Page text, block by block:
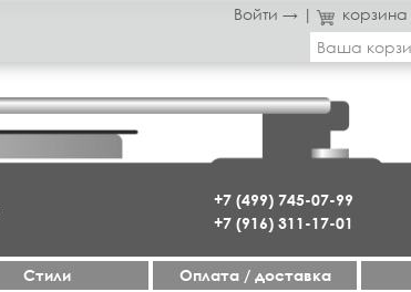
Войти → |
корзина
Ваша
+7 (499) 745-07-99
+7 (916) 311-17-01
Стили Оплата / доставка